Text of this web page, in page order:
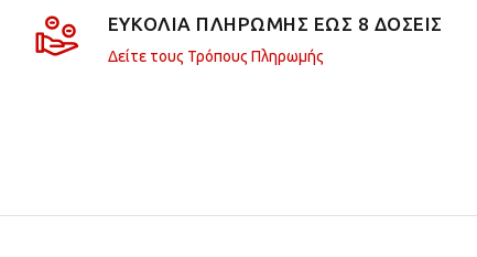
ΕΥΚΟΛΙΑ ΠΛΗΡΩΜΗΣ ΕΩΣ 8 ΔΟΣΕΙΣ
Δείτε τους Τρόπους Πληρωμής